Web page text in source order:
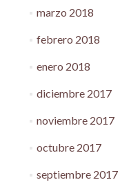
marzo 2018
febrero 2018
enero 2018
diciembre 2017
noviembre 2017
octubre 2017
septiembre 2017